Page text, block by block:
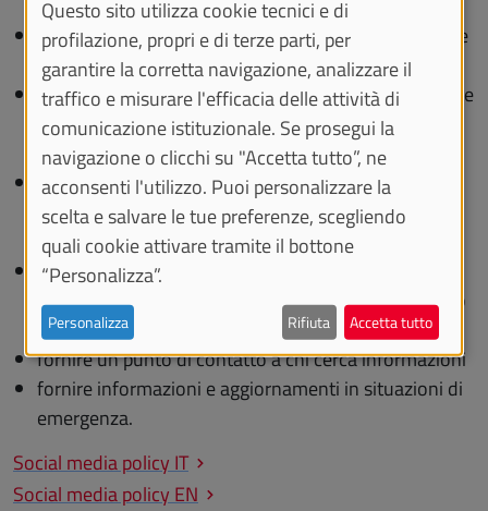
informare sulle iniziative e sulle attività dell'Ateneo e
far conoscere i servizi di unito.it
condividere eventi della città e del mondo giovanile e
universitario, stabilendo relazioni con il proprio
territorio
ricevere feedback, commenti, proposte e
segnalazioni, instaurando un dialogo con i propri
stakeholder
promuovere l'immagine dell'Ateneo valorizzando le
eccellenze in didattica e ricerca e rafforzando la web
reputation istituzionale
fornire un punto di contatto a chi cerca informazioni
fornire informazioni e aggiornamenti in situazioni di
emergenza.
Social media policy IT
Social media policy EN
Questo sito utilizza cookie tecnici e di
profilazione, propri e di terze parti, per
garantire la corretta navigazione, analizzare il
traffico e misurare l'efficacia delle attività di
comunicazione istituzionale. Se prosegui la
navigazione o clicchi su "Accetta tutto”, ne
acconsenti l'utilizzo. Puoi personalizzare la
scelta e salvare le tue preferenze, scegliendo
quali cookie attivare tramite il bottone
“Personalizza”.
Personalizza Rifiuta Accetta tutto